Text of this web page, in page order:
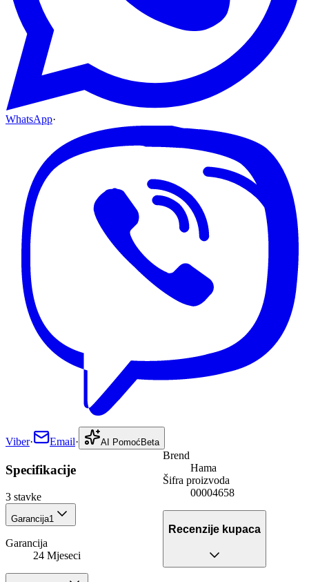
WhatsApp·
Viber· Email· AI Pomoć Beta
Specifikacije
3 stavke
Garancija1
Garancija
24 Mjeseci
Brend
Hama
Šifra proizvoda
00004658
Recenzije kupaca